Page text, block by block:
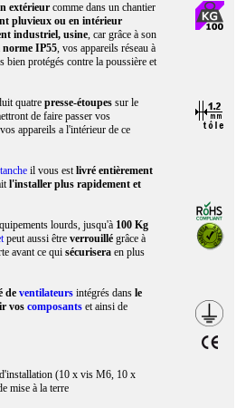
extérieurcomme dans un chantier
pluvieux ou en intérieur
industriel, usine, car grâce à son
norme IP55, vos appareils réseau à
bien protégés contre la poussière et
quatre presse-étoupes sur le
de faire passer vos
appareils a l'intérieur de ce
il vous estlivré entièrement
l'installer plus rapidement et
lourds, jusqu'à 100 Kg
peut aussi êtreverrouillé grâce à
avant ce quisécurisera en plus
deventilateurs intégrés dans le
voscomposants et ainsi de
(10 x vis M6, 10 x
mise à la terre